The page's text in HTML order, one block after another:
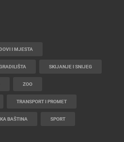
I MJESTA
SKIJANJE I SNIJEG
ZOO
TRANSPORT I PROMET
BAŠTINA SPORT